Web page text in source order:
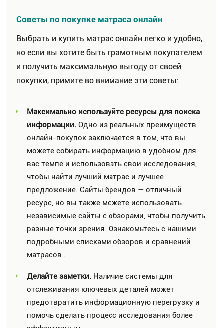
Советы по покупке матраса онлайн
Выбрать и купить матрас онлайн легко и удобно,
но если вы хотите быть грамотным покупателем
и получить максимальную выгоду от своей
покупки, примите во внимание эти советы:
Максимально используйте ресурсы для поиска
информации. Одно из реальных преимуществ
онлайн-покупок заключается в том, что вы
можете собирать информацию в удобном для
вас темпе и использовать свои исследования,
чтобы найти лучший матрас и лучшее
предложение. Сайты брендов — отличный
ресурс, но вы также можете использовать
независимые сайты с обзорами, чтобы получить
разные точки зрения. Ознакомьтесь с нашими
подробными списками обзоров и сравнений
матрасов .
Делайте заметки. Наличие системы для
отслеживания ключевых деталей может
предотвратить информационную перегрузку и
помочь сделать процесс исследования более